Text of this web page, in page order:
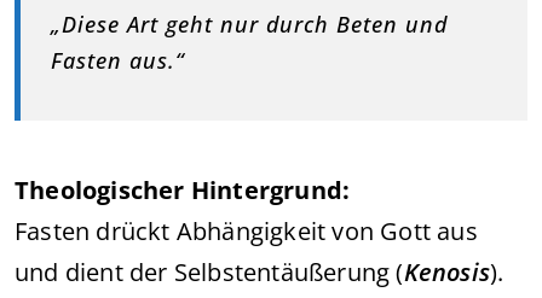
„Diese Art geht nur durch Beten und
Fasten aus.“
Theologischer Hintergrund:
Fasten drückt Abhängigkeit von Gott aus
und dient der Selbstentäußerung (Kenosis).